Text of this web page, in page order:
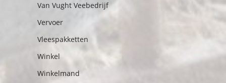
Van Vught Veebedrijf
Vervoer
Vleespakketten
Winkel
Winkelmand